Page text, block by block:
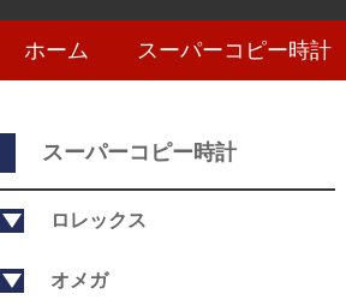
ホーム スーパーコピー時計
スーパーコピー時計
ロレックス
オメガ